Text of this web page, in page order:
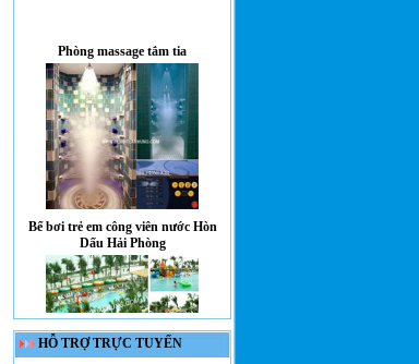
Bạn lên bơi ở đâu
trong mùa hè này?
Bể bơi trẻ em công viên nước Hòn
Dấu Hải Phòng
HỖ TRỢ TRỰC TUYẾN